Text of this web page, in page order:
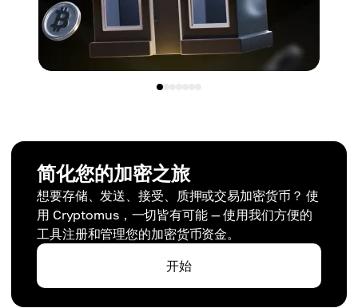
简化您的加密之旅
想要存储、发送、接受、质押或交易加密货币？ 使
用 Cryptomus，一切皆有可能 — 使用我们方便的
工具注册和管理您的加密货币资金。
开始